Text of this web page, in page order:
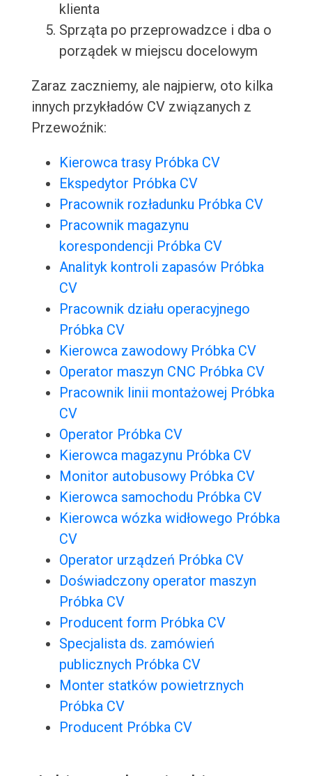
klienta
Sprząta po przeprowadzce i dba o
porządek w miejscu docelowym
Zaraz zaczniemy, ale najpierw, oto kilka
innych przykładów CV związanych z
Przewoźnik:
Kierowca trasy Próbka CV
Ekspedytor Próbka CV
Pracownik rozładunku Próbka CV
Pracownik magazynu
korespondencji Próbka CV
Analityk kontroli zapasów Próbka
CV
Pracownik działu operacyjnego
Próbka CV
Kierowca zawodowy Próbka CV
Operator maszyn CNC Próbka CV
Pracownik linii montażowej Próbka
CV
Operator Próbka CV
Kierowca magazynu Próbka CV
Monitor autobusowy Próbka CV
Kierowca samochodu Próbka CV
Kierowca wózka widłowego Próbka
CV
Operator urządzeń Próbka CV
Doświadczony operator maszyn
Próbka CV
Producent form Próbka CV
Specjalista ds. zamówień
publicznych Próbka CV
Monter statków powietrznych
Próbka CV
Producent Próbka CV